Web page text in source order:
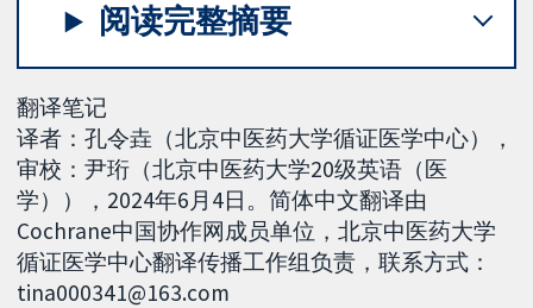
阅读完整摘要
翻译笔记
译者：孔令垚（北京中医药大学循证医学中心），
审校：尹珩（北京中医药大学20级英语（医
学）），2024年6月4日。简体中文翻译由
Cochrane中国协作网成员单位，北京中医药大学
循证医学中心翻译传播工作组负责，联系方式：
tina000341@163.com